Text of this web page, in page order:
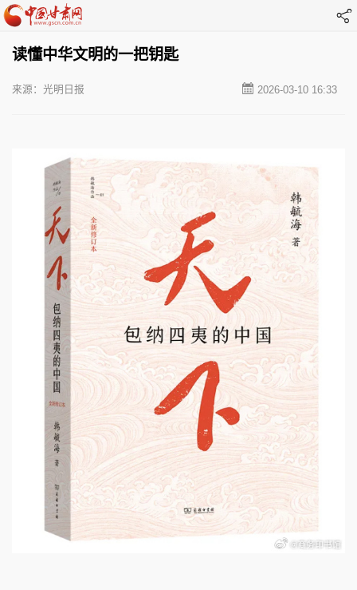
读懂中华文明的一把钥匙
2026-03-10 16:33
来源：光明日报